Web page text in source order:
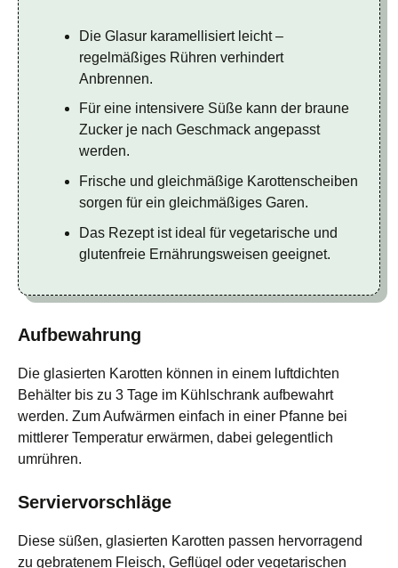
Die Glasur karamellisiert leicht –
regelmäßiges Rühren verhindert
Anbrennen.
Für eine intensivere Süße kann der braune
Zucker je nach Geschmack angepasst
werden.
Frische und gleichmäßige Karottenscheiben
sorgen für ein gleichmäßiges Garen.
Das Rezept ist ideal für vegetarische und
glutenfreie Ernährungsweisen geeignet.
Aufbewahrung
Die glasierten Karotten können in einem luftdichten
Behälter bis zu 3 Tage im Kühlschrank aufbewahrt
werden. Zum Aufwärmen einfach in einer Pfanne bei
mittlerer Temperatur erwärmen, dabei gelegentlich
umrühren.
Serviervorschläge
Diese süßen, glasierten Karotten passen hervorragend
zu gebratenem Fleisch, Geflügel oder vegetarischen